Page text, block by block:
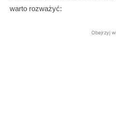
warto rozważyć:
Obejrzyj